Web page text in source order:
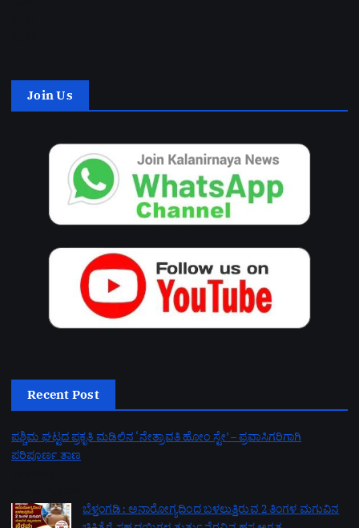
Join Us
Recent Post
ಪಶ್ಚಿಮ ಘಟ್ಟದ ಪ್ರಕೃತಿ ಮಡಿಲಿನ ‘ನೇತ್ರಾವತಿ ಹೋಂ ಸ್ಟೇ’ – ಪ್ರವಾಸಿಗರಿಗಾಗಿ
ಪರಿಪೂರ್ಣ ತಾಣ
ಬೆಳ್ತಂಗಡಿ: ಅನಾರೋಗ್ಯದಿಂದ ಬಳಲುತ್ತಿರುವ 2 ತಿಂಗಳ ಮಗುವಿನ